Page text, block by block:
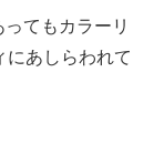
てもカラーリ
にあしらわれて